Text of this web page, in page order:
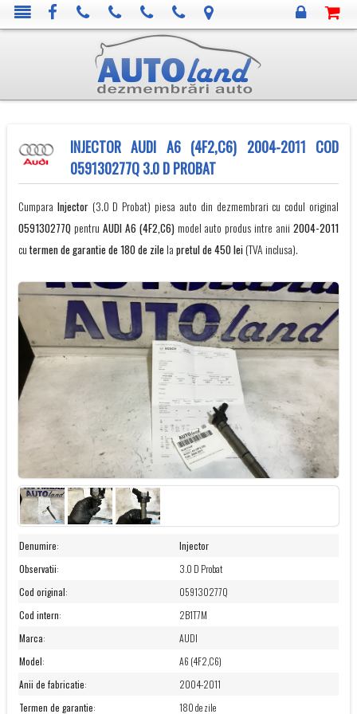
INJECTOR AUDI A6 (4F2,C6) 2004-2011 COD
059130277Q 3.0 D PROBAT
Cumpara Injector(3.0 D Probat) piesa auto din dezmembrari cu codul original
059130277Qpentru AUDI A6 (4F2,C6)model auto produs intre anii2004-2011
cutermen de garantie de 180 de zile la pretul de 450 lei(TVA inclusa).
Denumire:
Injector
Observatii:
3.0 D Probat
Cod original:
059130277Q
Cod intern:
2B1T7M
Marca:
AUDI
Model:
A6 (4F2,C6)
Anii de fabricatie:
2004-2011
Termen de garantie:
180 de zile